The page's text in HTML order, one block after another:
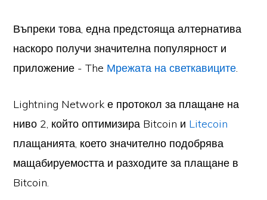
Въпреки това, една предстояща алтернатива
наскоро получи значителна популярност и
приложение - The Мрежата на светкавиците.
Lightning Network е протокол за плащане на
ниво 2, който оптимизира Bitcoin и Litecoin
плащанията, което значително подобрява
мащабируемостта и разходите за плащане в
Bitcoin.